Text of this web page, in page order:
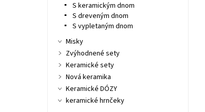
S keramickým dnom
S dreveným dnom
S vypletaným dnom
Misky
Zvýhodnené sety
Keramické sety
Nová keramika
Keramické DÓZY
keramické hrnčeky